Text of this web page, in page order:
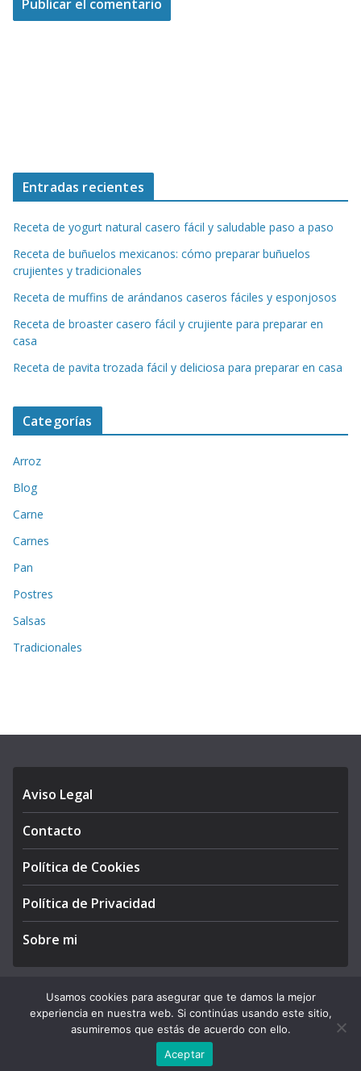
Entradas recientes
Receta de yogurt natural casero fácil y saludable paso a paso
Receta de buñuelos mexicanos: cómo preparar buñuelos
crujientes y tradicionales
Receta de muffins de arándanos caseros fáciles y esponjosos
Receta de broaster casero fácil y crujiente para preparar en
casa
Receta de pavita trozada fácil y deliciosa para preparar en casa
Categorías
Arroz
Blog
Carne
Carnes
Pan
Postres
Salsas
Tradicionales
Aviso Legal
Contacto
Política de Cookies
Política de Privacidad
Sobre mi
Copyright © 2026APEGA Perú. All rights reserved.
by ThemeGrill. Powered by
Usamos cookies para asegurar que te damos la mejor
experiencia en nuestra web. Si continúas usando este sitio,
asumiremos que estás de acuerdo con ello.
Aceptar